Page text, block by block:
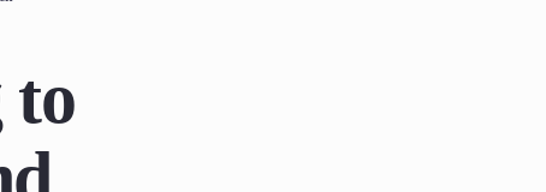
to